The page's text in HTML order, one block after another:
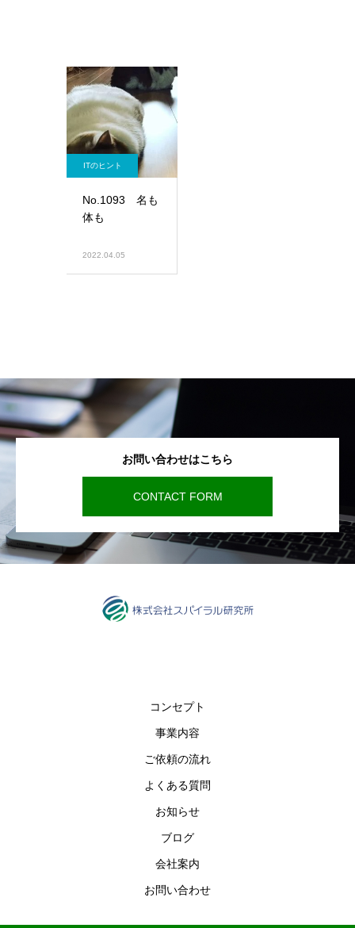
ITのヒント
No.1093 名も
体も
2022.04.05
お問い合わせはこちら
CONTACT FORM
コンセプト
事業内容
ご依頼の流れ
よくある質問
お知らせ
ブログ
会社案内
お問い合わせ